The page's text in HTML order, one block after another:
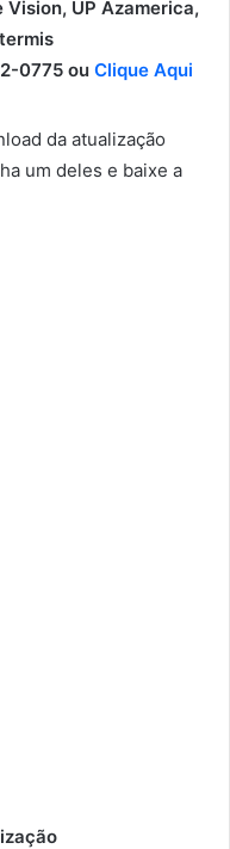
Vision, UP Azamerica,
0775 ou Clique Aqui
da atualização
um deles e baixe a